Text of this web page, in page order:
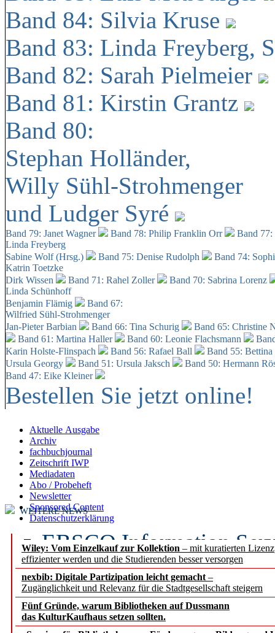
Band 84: Silvia Kruse
Band 83: Linda Freyberg,
Band 82: Sarah Pielmeier
Band 81: Kirstin Grantz
Band 80:
Stephan Holländer,
Willy Sühl-Strohmenger
und Ludger Syré
Band 79: Janet Wagner Band 78: Philip Franklin Orr
Band
Linda Freyberg
Sabine Wolf (Hrsg.)
Band 75: Denise Rudolph
Band 74:
Katrin Toetzke
Dirk Wissen
Band 71: Rahel Zoller
Band 70: Sabrina Lorenz
Linda Schünhoff
Benjamin Flämig
Band 67:
Wilfried Sühl-Strohmenger
Jan-Pieter Barbian
Band 66: Tina Schurig
Band 65: Christine
Band 61: Martina Haller
Band 60: Leonie Flachsmann
Karin Holste-Flinspach
Band 56: Rafael Ball
Band 55:
Ursula Georgy
Band 51: Ursula Jaksch Band 50: Hermann
Band 47: Eike Kleiner
Bestellen Sie jetzt online!
Aktuelle Ausgabe
Archiv
fachbuchjournal
Zeitschrift IWP
Mediadaten
Abo / Probeheft
Newsletter
Sponsored Content
Datenschutzerklärung
Wiley: Vom Einzelkauf zur Kollektion – mit kuratierten
effizienter werden und die Studierenden besser versorgen
nexbib: Digitale Partizipation leicht gemacht –
Zugänglichkeit und Relevanz für die Stadtgesellschaft steigern
Fünf Gründe, warum Bibliotheken auf Dussmann
das KulturKaufhaus setzen sollten.
WEITERE NEWS
EBSCO Information
Recherchefunktionen in
Sorbisches Institut neu
Geschichte und